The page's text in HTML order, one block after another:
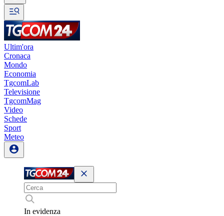
Ultim'ora
Cronaca
Mondo
Economia
TgcomLab
Televisione
TgcomMag
Video
Schede
Sport
Meteo
In evidenza